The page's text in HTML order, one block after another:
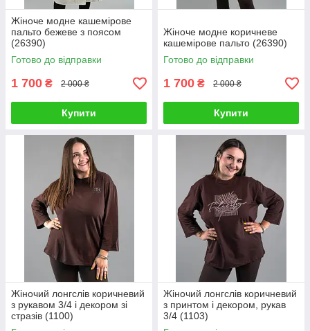
Жіноче модне кашемірове
пальто бежеве з поясом
(26390)
Готово до відправки
1 700 ₴ 2 000 ₴
Купити
Жіноче модне коричневе
кашемірове пальто (26390)
Готово до відправки
1 700 ₴ 2 000 ₴
Купити
Жіночий лонгслів коричневий
з рукавом 3/4 і декором зі
стразів (1100)
Жіночий лонгслів коричневий
з принтом і декором, рукав
3/4 (1103)